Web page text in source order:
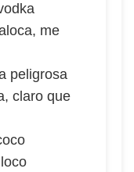
me
peligrosa
claro que